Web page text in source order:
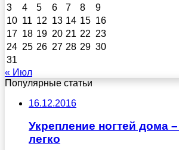
3
4 5 6 7 8
9
10 11 12 13 14 15 16
17 18 19 20 21 22 23
24 25 26 27 28 29 30
31
« Июл
Популярные статьи
16.12.2016
Укрепление ногтей дома
легко